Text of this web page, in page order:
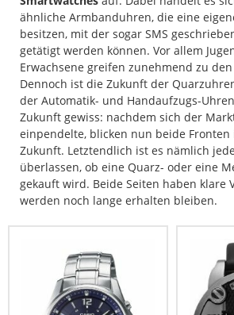
ähnliche Armbanduhren, die eine
besitzen, mit der sogar SMS
getätigt werden können. Vor allem
Erwachsene greifen zunehmend zu den
Dennoch ist die Zukunft der
der Automatik- und Handaufzugs-
Zukunft gewiss: nachdem sich der
einpendelte, blicken nun beide
Zukunft. Letztendlich ist es nämlich
überlassen, ob eine Quarz- oder eine
gekauft wird. Beide Seiten haben klare
werden noch lange erhalten bleiben.